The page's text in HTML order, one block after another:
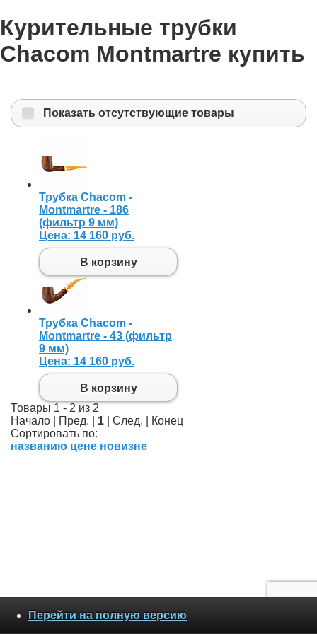
Курительные трубки
Chacom Montmartre купить
Показать отсутствующие товары
Трубка Chacom -
Montmartre - 186
(фильтр 9 мм)
Цена: 14 160 руб.
В корзину
Трубка Chacom -
Montmartre - 43 (фильтр
9 мм)
Цена: 14 160 руб.
В корзину
Товары 1 - 2 из 2
Начало | Пред. | 1 | След. | Конец
Сортировать по:
названию цене новизне
Перейти на полную версию